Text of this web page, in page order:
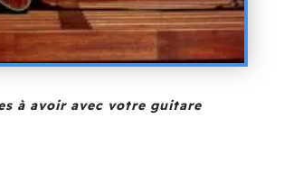
à avoir avec votre guitare